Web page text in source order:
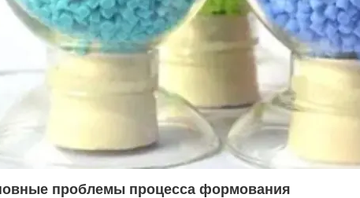
проблемы процесса формования